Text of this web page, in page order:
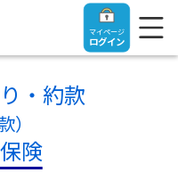
マイページ
ログイン
・約款
）
険